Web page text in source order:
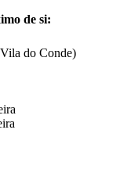
de si:
do Conde)